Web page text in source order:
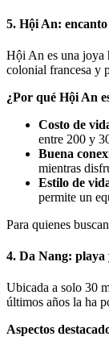
5. Hội An:
Hội An es una joya
colonial francesa y
¿Por qué Hội An
Costo de
entre 200 y
Buena
mientras
Estilo de
permite un
Para quienes
4. Da Nang:
Ubicada a solo 30
últimos años la ha
Aspectos